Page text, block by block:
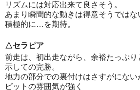
リズムには対応出来て良さそう。
あまり瞬間的な動きは得意そうではな
積極的に…を期待。
△セラピア
前走は、初出走ながら、余裕たっぷ
示しての完勝。
地力の部分での裏付けはさすがにない
ピットの雰囲気が強く